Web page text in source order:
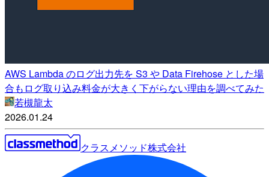
AWS Lambda のログ出力先を S3 や Data Firehose とした場
合もログ取り込み料金が大きく下がらない理由を調べてみた
若槻龍太
2026.01.24
クラスメソッド株式会社